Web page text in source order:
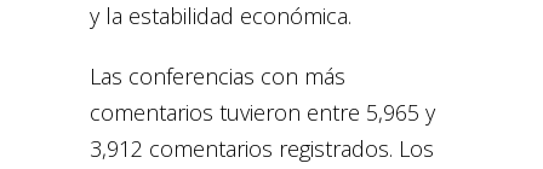
y la estabilidad económica.
Las conferencias con más
comentarios tuvieron entre 5,965 y
3,912 comentarios registrados. Los